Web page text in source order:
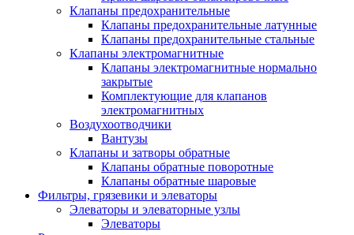
Клапаны предохранительные
Клапаны предохранительные латунные
Клапаны предохранительные стальные
Клапаны электромагнитные
Клапаны электромагнитные нормально
закрытые
Комплектующие для клапанов
электромагнитных
Воздухоотводчики
Вантузы
Клапаны и затворы обратные
Клапаны обратные поворотные
Клапаны обратные шаровые
Фильтры, грязевики и элеваторы
Элеваторы и элеваторные узлы
Элеваторы